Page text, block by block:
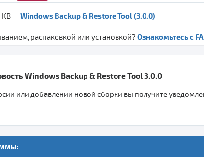
KB —Windows Backup & Restore Tool (3.0.0)
распаковкой или установкой? Ознакомьтесь с
Windows Backup & Restore Tool 3.0.0
или добавлении новой сборки вы получите